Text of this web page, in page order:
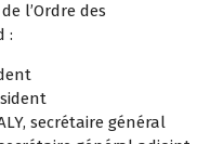
l’Ordre des
:
secrétaire général